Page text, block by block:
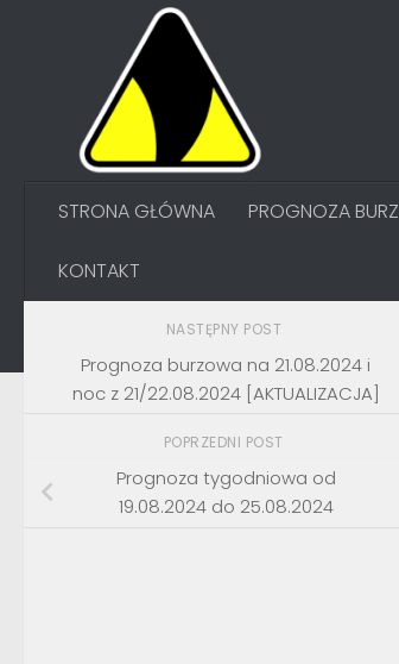
Przejdź do treści
STRONA GŁÓWNA PROGNOZA BURZ
KONTAKT
NASTĘPNY POST
Prognoza burzowa na 21.08.2024 i
noc z 21/22.08.2024 [AKTUALIZACJA]
POPRZEDNI POST
Prognoza tygodniowa od
19.08.2024 do 25.08.2024